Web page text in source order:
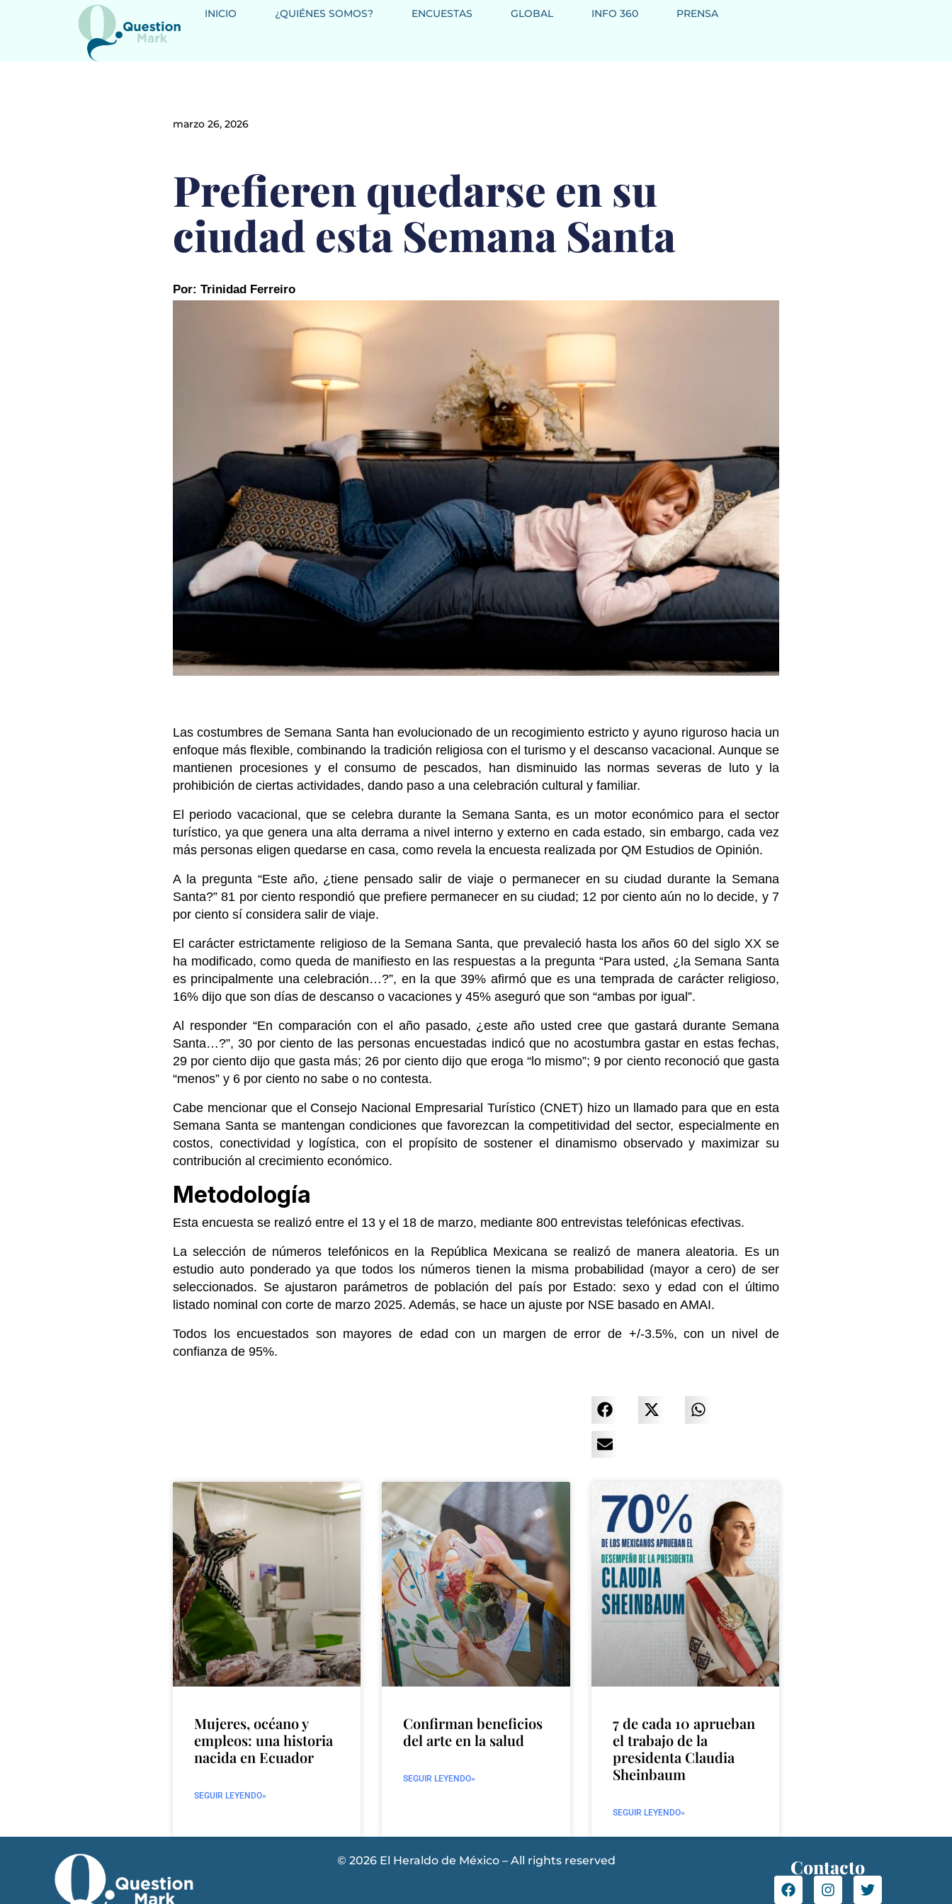
INICIO ¿QUIÉNES SOMOS? ENCUESTAS GLOBAL INFO 360 PRENSA
marzo 26, 2026
Prefieren quedarse en su
ciudad esta Semana Santa
Por: Trinidad Ferreiro
Las costumbres de Semana Santa han evolucionado de un recogimiento estricto y ayuno riguroso hacia un
enfoque más flexible, combinando la tradición religiosa con el turismo y el descanso vacacional. Aunque se
mantienen procesiones y el consumo de pescados, han disminuido las normas severas de luto y la
prohibición de ciertas actividades, dando paso a una celebración cultural y familiar.
El periodo vacacional, que se celebra durante la Semana Santa, es un motor económico para el sector
turístico, ya que genera una alta derrama a nivel interno y externo en cada estado, sin embargo, cada vez
más personas eligen quedarse en casa, como revela la encuesta realizada por QM Estudios de Opinión.
A la pregunta “Este año, ¿tiene pensado salir de viaje o permanecer en su ciudad durante la Semana
Santa?” 81 por ciento respondió que prefiere permanecer en su ciudad; 12 por ciento aún no lo decide, y 7
por ciento sí considera salir de viaje.
El carácter estrictamente religioso de la Semana Santa, que prevaleció hasta los años 60 del siglo XX se
ha modificado, como queda de manifiesto en las respuestas a la pregunta “Para usted, ¿la Semana Santa
es principalmente una celebración…?”, en la que 39% afirmó que es una temprada de carácter religioso,
16% dijo que son días de descanso o vacaciones y 45% aseguró que son “ambas por igual”.
Al responder “En comparación con el año pasado, ¿este año usted cree que gastará durante Semana
Santa…?”, 30 por ciento de las personas encuestadas indicó que no acostumbra gastar en estas fechas,
29 por ciento dijo que gasta más; 26 por ciento dijo que eroga “lo mismo”; 9 por ciento reconoció que gasta
“menos” y 6 por ciento no sabe o no contesta.
Cabe mencionar que el Consejo Nacional Empresarial Turístico (CNET) hizo un llamado para que en esta
Semana Santa se mantengan condiciones que favorezcan la competitividad del sector, especialmente en
costos, conectividad y logística, con el propísito de sostener el dinamismo observado y maximizar su
contribución al crecimiento económico.
Metodología
Esta encuesta se realizó entre el 13 y el 18 de marzo, mediante 800 entrevistas telefónicas efectivas.
La selección de números telefónicos en la República Mexicana se realizó de manera aleatoria. Es un
estudio auto ponderado ya que todos los números tienen la misma probabilidad (mayor a cero) de ser
seleccionados. Se ajustaron parámetros de población del país por Estado: sexo y edad con el último
listado nominal con corte de marzo 2025. Además, se hace un ajuste por NSE basado en AMAI.
Todos los encuestados son mayores de edad con un margen de error de +/-3.5%, con un nivel de
confianza de 95%.
Mujeres, océano y
empleos: una historia
nacida en Ecuador
SEGUIR LEYENDO»
Confirman beneficios
del arte en la salud
SEGUIR LEYENDO»
7 de cada 10 aprueban
el trabajo de la
presidenta Claudia
Sheinbaum
SEGUIR LEYENDO»
© 2026 El Heraldo de México – All rights reserved Contacto